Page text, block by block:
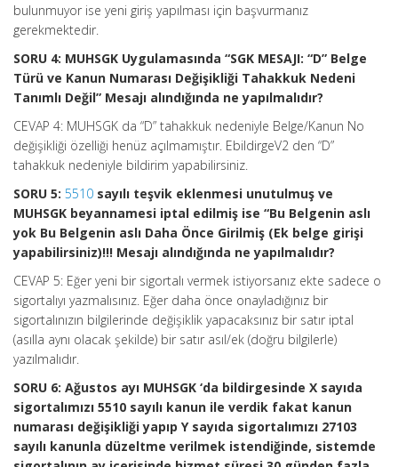
bulunmuyor ise yeni giriş yapılması için başvurmanız
gerekmektedir.
SORU 4: MUHSGK Uygulamasında “SGK MESAJI: “D” Belge
Türü ve Kanun Numarası Değişikliği Tahakkuk Nedeni
Tanımlı Değil” Mesajı alındığında ne yapılmalıdır?
CEVAP 4: MUHSGK da “D” tahakkuk nedeniyle Belge/Kanun No
değişikliği özelliği henüz açılmamıştır. EbildirgeV2 den “D”
tahakkuk nedeniyle bildirim yapabilirsiniz.
SORU 5: 5510 sayılı teşvik eklenmesi unutulmuş ve
MUHSGK beyannamesi iptal edilmiş ise “Bu Belgenin aslı
yok Bu Belgenin aslı Daha Önce Girilmiş (Ek belge girişi
yapabilirsiniz)!!! Mesajı alındığında ne yapılmalıdır?
CEVAP 5: Eğer yeni bir sigortalı vermek istiyorsanız ekte sadece o
sigortalıyı yazmalısınız. Eğer daha önce onayladığınız bir
sigortalınızın bilgilerinde değişiklik yapacaksınız bir satır iptal
(asılla aynı olacak şekilde) bir satır asıl/ek (doğru bilgilerle)
yazılmalıdır.
SORU 6: Ağustos ayı MUHSGK ‘da bildirgesinde X sayıda
sigortalımızı 5510 sayılı kanun ile verdik fakat kanun
numarası değişikliği yapıp Y sayıda sigortalımızı 27103
sayılı kanunla düzeltme verilmek istendiğinde, sistemde